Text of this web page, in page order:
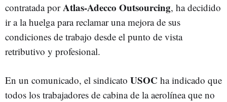
contratada porAtlas-Adecco Outsourcing, ha decidido
ir a la huelga para reclamar una mejora de sus
condiciones de trabajo desde el punto de vista
retributivo y profesional.
En un comunicado, el sindicato USOC ha indicado que
todos los trabajadores de cabina de la aerolínea que no